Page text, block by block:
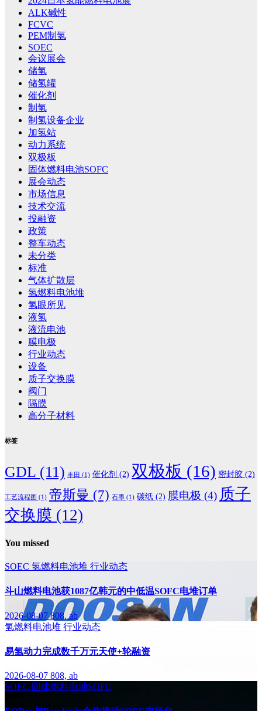
ALK碱性
FCVC
PEM制氢
SOEC
会议展会
储氢
储氢罐
催化剂
制氢
制氢设备企业
加氢站
动力系统
双极板
固体燃料电池SOFC
展会动态
市场信息
技术交流
投融资
政策
整车动态
未分类
标准
气体扩散层
氢燃料电池堆
氢眼所见
液氢
液流电池
膜电极
行业动态
设备
质子交换膜
阀门
隔膜
高分子材料
标签
GDL (11) 丰田 (1) 催化剂 (2) 双极板 (16) 密封胶 (2)
工艺流程图 (1) 帝斯曼 (7) 石墨 (1) 碳纸 (2) 膜电极 (4) 质子
交换膜 (12)
You missed
SOEC 氢燃料电池堆 行业动态
斗山燃料电池获1087亿韩元的中低温SOFC电堆订单
2026-08-07808, ab
氢燃料电池堆 行业动态
易氢动力完成数千万元天使+轮融资
2026-08-07 808, ab
SOEC 固体燃料电池SOFC